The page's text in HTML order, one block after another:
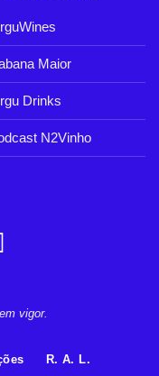
Maior
Drinks
N2Vinho
vigor.
R. A. L.